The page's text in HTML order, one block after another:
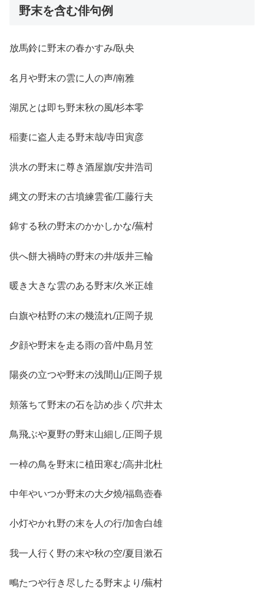
野末を含む俳句例
放馬鈴に野末の春かすみ/臥央
名月や野末の雲に人の声/南雅
湖尻とは即ち野末秋の風/杉本零
稲妻に盗人走る野末哉/寺田寅彦
洪水の野末に尊き酒屋旗/安井浩司
縄文の野末の古墳練雲雀/工藤行夫
錦する秋の野末のかかしかな/蕪村
供へ餅大禍時の野末の井/坂井三輪
暖き大きな雲のある野末/久米正雄
白旗や枯野の末の幾流れ/正岡子規
夕顔や野末を走る雨の音/中島月笠
陽炎の立つや野末の浅間山/正岡子規
頬落ちて野末の石を訪め歩く/穴井太
鳥飛ぶや夏野の野末山細し/正岡子規
一棹の鳥を野末に植田寒む/高井北杜
中年やいつか野末の大夕燒/福島壺春
小灯やかれ野の末を人の行/加舎白雄
我一人行く野の末や秋の空/夏目漱石
鴫たつや行き尽したる野末より/蕪村